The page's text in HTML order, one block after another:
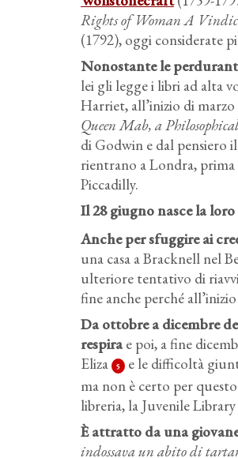
Rights of Woman A
(1792), oggi considerate
Nonostante le
lei gli legge i libri ad alta
Harriet, all’inizio di
Queen Mab, a
di Godwin e dal pensiero
rientrano a Londra, prima
Piccadilly.
Il 28 giugno nasce la
Anche per sfuggire ai
una casa a Bracknell nel
ulteriore tentativo di
fine anche perché
Da ottobre a dicembre
respirae poi, a fine
Eliza
5
e le difficoltà
ma non è certo per
libreria, la Juvenile
È attratto da una
indossava un abito di